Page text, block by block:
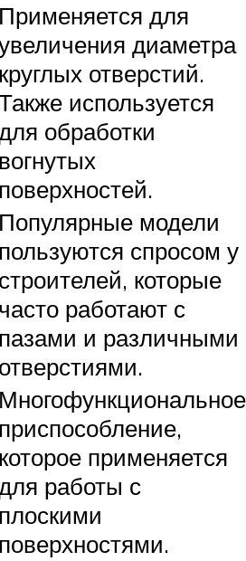
Применяется для
диаметра
круглых отверстий.
используется
обработки
вогнутых
поверхностей.
Популярные модели
пользуются спросом у
строителей, которые
часто работают с
пазами и различными
отверстиями.
Многофункциональное
приспособление,
которое применяется
работы с
плоскими
поверхностями.